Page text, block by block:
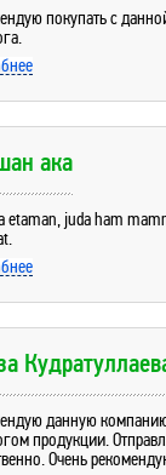
покупать с
ака
etaman, juda ham
данную
продукции.
Очень